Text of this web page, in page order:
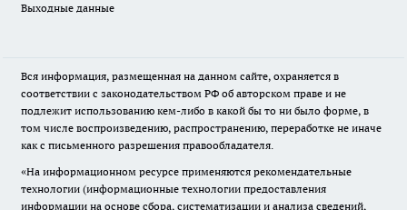
Выходные данные
Вся информация, размещенная на данном сайте, охраняется в
соответствии с законодательством РФ об авторском праве и не
подлежит использованию кем-либо в какой бы то ни было форме, в
том числе воспроизведению, распространению, переработке не иначе
как с письменного разрешения правообладателя.
«На информационном ресурсе применяются рекомендательные
технологии (информационные технологии предоставления
информации на основе сбора, систематизации и анализа сведений,